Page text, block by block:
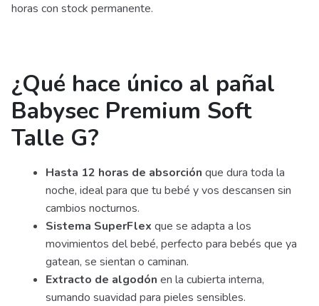
horas con stock permanente.
¿Qué hace único al pañal
Babysec Premium Soft
Talle G?
Hasta 12 horas de absorción que dura toda la
noche, ideal para que tu bebé y vos descansen sin
cambios nocturnos.
Sistema SuperFlex que se adapta a los
movimientos del bebé, perfecto para bebés que ya
gatean, se sientan o caminan.
Extracto de algodón en la cubierta interna,
sumando suavidad para pieles sensibles.